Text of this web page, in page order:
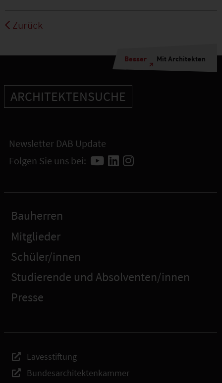
Zurück
Besser Mit Architekten
ARCHITEKTENSUCHE
Newsletter DAB Update
Folgen Sie uns bei:
Bauherren
Mitglieder
Schüler/innen
Studierende und Absolventen/innen
Presse
Lavesstiftung
Bundesarchitektenkammer